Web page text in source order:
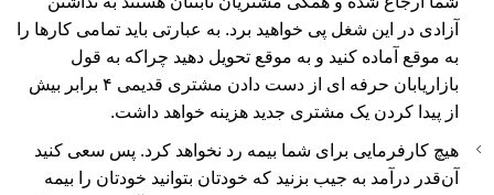
آزادی در این شغل پی خواهید برد. به عبارتی باید تمامی کارها را
به موقع آماده کنید و به موقع تحویل دهید چراکه به قول
بازاریابان حرفه ای از دست دادن مشتری قدیمی ۴ برابر بیش
از پیدا کردن یک مشتری جدید هزینه خواهد داشت.
هیچ کارفرمایی برای شما بیمه رد نخواهد کرد. پس سعی کنید
آن‌قدر درآمد به جیب بزنید که خودتان بتوانید خودتان را بیمه